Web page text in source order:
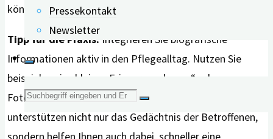
Pressekontakt
Newsletter
Suche
nach:
können.
Tipp für die Praxis: Integrieren Sie biografische
Informationen aktiv in den Pflegealltag. Nutzen Sie
beispielsweise kleine „Erinnerungsboxen“ oder
Fotobücher als Gesprächsanlass. Diese Hilfsmittel
unterstützen nicht nur das Gedächtnis der Betroffenen,